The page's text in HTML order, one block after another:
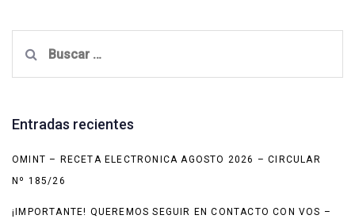
Entradas recientes
OMINT – RECETA ELECTRONICA AGOSTO 2026 – CIRCULAR
Nº 185/26
¡IMPORTANTE! QUEREMOS SEGUIR EN CONTACTO CON VOS –